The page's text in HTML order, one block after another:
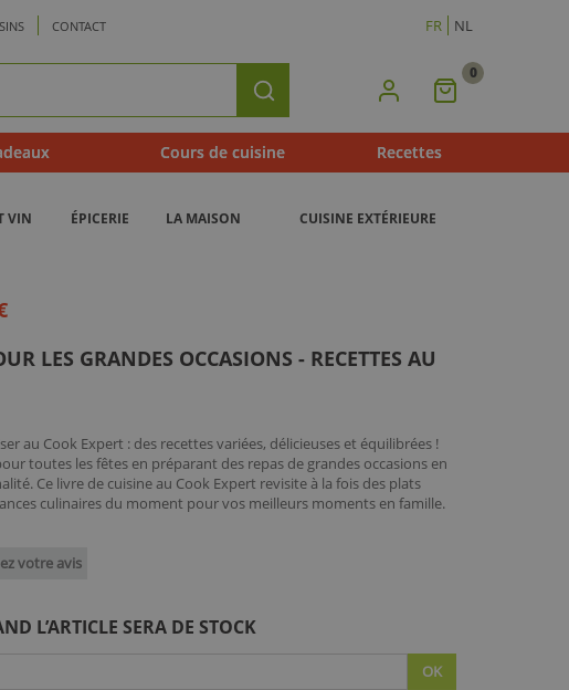
CONTACT FR NL
Rechercher Mon
0
Cours de cuisine Recettes
VIN ÉPICERIE LA MAISON CUISINE EXTÉRIEURE
LES GRANDES OCCASIONS - RECETTES AU
au Cook Expert : des recettes variées, délicieuses et équilibrées !
toutes les fêtes en préparant des repas de grandes occasions en
Ce livre de cuisine au Cook Expert revisite à la fois des plats
culinaires du moment pour vos meilleurs moments en famille.
votre avis
L’ARTICLE SERA DE STOCK
OK